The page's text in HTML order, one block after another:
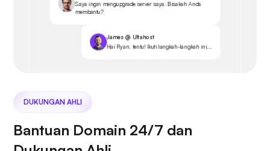
Saya ingin mengupgrade server saya. Bisakah Anda
membantu?
James @ Ultahost
Hai Ryan, tentu! Ikuti langkah-langkah ini...
DUKUNGAN AHLI
Bantuan Domain 24/7 dan